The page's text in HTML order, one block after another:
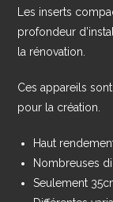
Les inserts
profondeur
la rénovation.
Ces appareils
pour la création.
Haut
Nombreuses
Seulement